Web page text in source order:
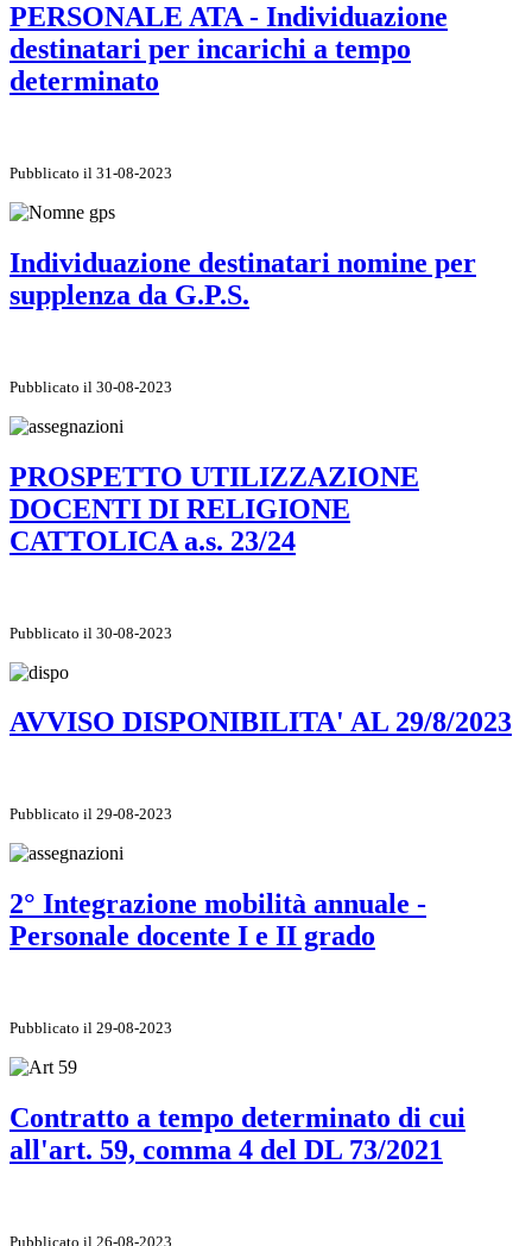
PERSONALE ATA - Individuazione
destinatari per incarichi a tempo
determinato
Pubblicato il 31-08-2023
Individuazione destinatari nomine per
supplenza da G.P.S.
Pubblicato il 30-08-2023
PROSPETTO UTILIZZAZIONE
DOCENTI DI RELIGIONE
CATTOLICA a.s. 23/24
Pubblicato il 30-08-2023
AVVISO DISPONIBILITA' AL 29/8/2023
Pubblicato il 29-08-2023
2° Integrazione mobilità annuale -
Personale docente I e II grado
Pubblicato il 29-08-2023
Contratto a tempo determinato di cui
all'art. 59, comma 4 del DL 73/2021
Pubblicato il 26-08-2023